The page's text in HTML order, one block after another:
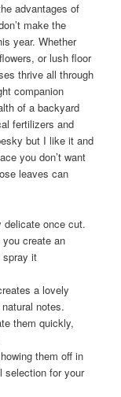
advantages of
make the
year. Whether
or lush floor
thrive all through
companion
of a backyard
fertilizers and
but I like it and
you don’t want
leaves can
delicate once cut.
create an
spray it
a lovely
notes.
them quickly,
them off in
selection for your